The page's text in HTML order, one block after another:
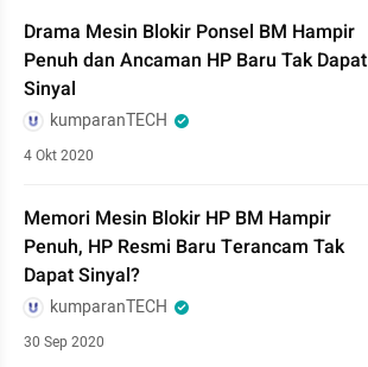
Drama Mesin Blokir Ponsel BM Hampir
Penuh dan Ancaman HP Baru Tak Dapat
Sinyal
kumparanTECH
4 Okt 2020
Memori Mesin Blokir HP BM Hampir
Penuh, HP Resmi Baru Terancam Tak
Dapat Sinyal?
kumparanTECH
30 Sep 2020